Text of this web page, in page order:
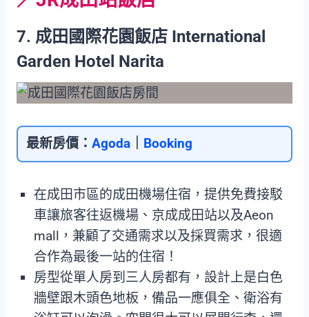
7. 成田國際花園飯店 International
Garden Hotel Narita
最新房價： Agoda｜ Booking
在成田市區的成田機場住宿，提供免費接駁
車讓旅客往返機場、京成成田站以及Aeon
mall，兼顧了交通需求以及採買需求，很適
合作為最後一站的住宿！
房型從單人房到三人房都有，設計上是白色
牆壁跟木頭色地板，備品一應俱全、衛浴有